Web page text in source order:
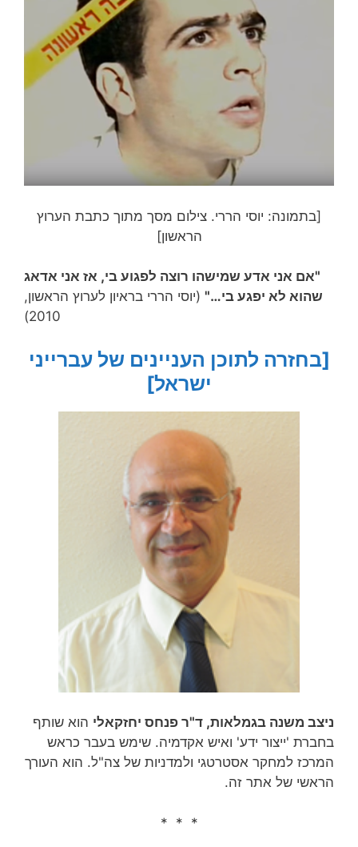
[בתמונה: יוסי הררי. צילום מסך מתוך כתבת הערוץ
הראשון]
"אם אני אדע שמישהו רוצה לפגוע בי, אז אני אדאג
שהוא לא יפגע בי…" (יוסי הררי בראיון לערוץ הראשון,
2010)
[בחזרה לתוכן העניינים של עברייני
ישראל]
ניצב משנה בגמלאות, ד"ר פנחס יחזקאלי הוא שותף
בחברת 'ייצור ידע' ואיש אקדמיה. שימש בעבר כראש
המרכז למחקר אסטרטגי ולמדניות של צה"ל. הוא העורך
הראשי של אתר זה.
* * *